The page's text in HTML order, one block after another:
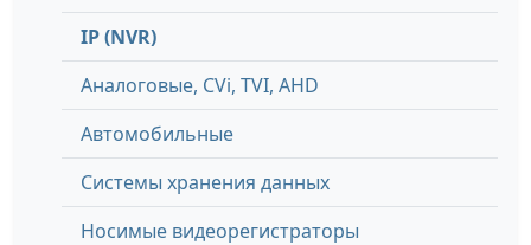
IP (NVR)
Аналоговые, СVi, TVI, AHD
Автомобильные
Системы хранения данных
Носимые видеорегистраторы